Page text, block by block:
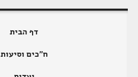
דף הבית
ח"כים וסיעות